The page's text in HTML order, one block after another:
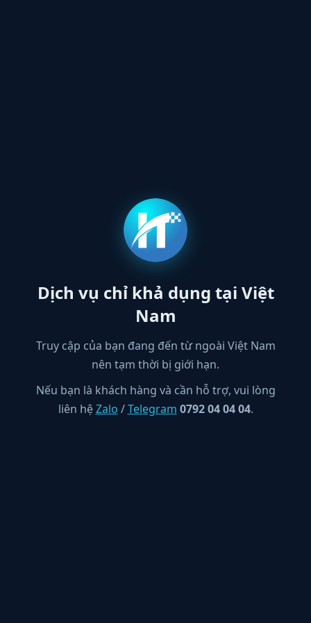
Dịch vụ chỉ khả dụng tại Việt
Nam
Truy cập của bạn đang đến từ ngoài Việt Nam
nên tạm thời bị giới hạn.
Nếu bạn là khách hàng và cần hỗ trợ, vui lòng
liên hệZalo /Telegram 0792 04 04 04.